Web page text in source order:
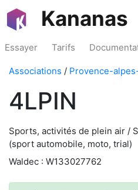
Kananas
Essayer Tarifs
Associations / Provence-
4LPIN
Sports, activités de plein air /
(sport automobile, moto, trial)
Waldec : W133027762